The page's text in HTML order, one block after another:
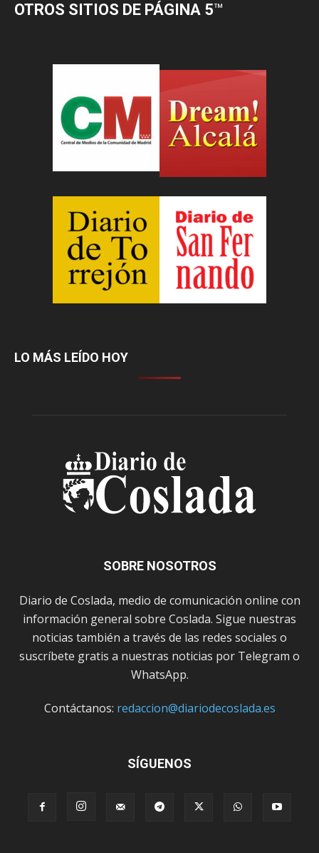
OTROS SITIOS DE PÁGINA 5™
LO MÁS LEÍDO HOY
SOBRE NOSOTROS
Diario de Coslada, medio de comunicación online con
información general sobre Coslada. Sigue nuestras
noticias también a través de las redes sociales o
suscríbete gratis a nuestras noticias por Telegram o
WhatsApp.
Contáctanos: redaccion@diariodecoslada.es
SÍGUENOS